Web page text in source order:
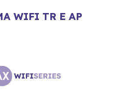
WIFI TR E AP